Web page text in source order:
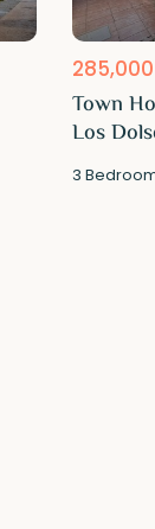
Town
Los
3